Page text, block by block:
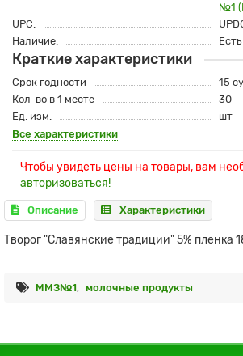
№1
UPC:
Наличие:
Краткие характеристики
Срок годности
15
Кол-во в 1 месте
30
Ед. изм.
шт
Все характеристики
Чтобы увидеть цены на товары, вам
авторизоваться!
Описание Характеристики
Творог "Славянские традиции" 5% пленка
ММЗ№1, молочные продукты